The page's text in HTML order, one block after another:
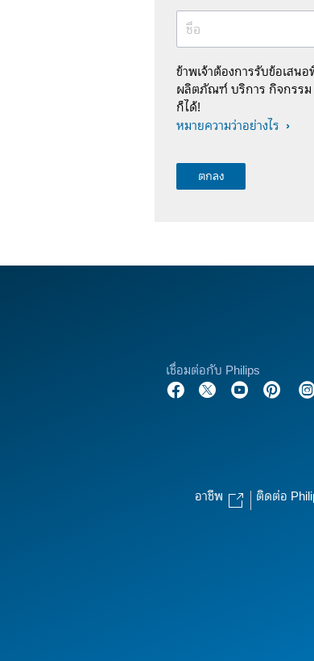
ชื่อ
ข้าพเจ้าต้องการรับข้อเสน
ผลิตภัณฑ์ บริการ กิจกรรม
ก็ได้!
หมายความว่าอย่างไร
เชื่อมต่อกับ Philips
อาชีพ ติดต่อ